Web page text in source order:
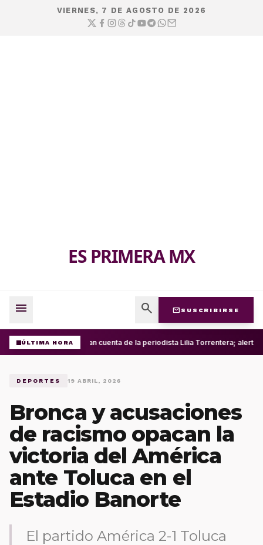
VIERNES, 7 DE AGOSTO DE 2026
ES PRIMERA MX
menu search mail SUSCRIBIRSE
ÚLTIMA HORARoban cuenta de la periodista Lilia Torrentera; alerta
DEPORTES 19 ABRIL, 2026
Bronca y acusaciones
de racismo opacan la
victoria del América
ante Toluca en el
Estadio Banorte
El partido América 2-1 Toluca